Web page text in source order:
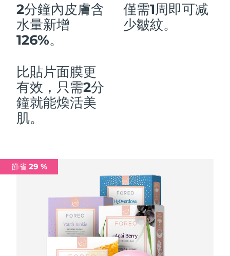
2分鐘內皮膚含
水量新增
126%。
僅需1周即可减
少皺紋。
比貼片面膜更
有效，只需2分
鐘就能煥活美
肌。
節省 29 %
盧森堡 預計送達日期8/9/26
中國澳門特別行政區
馬來西亞
馬爾他
墨西哥
荷蘭
預計送達日期
預計送達日期
預計送達日期